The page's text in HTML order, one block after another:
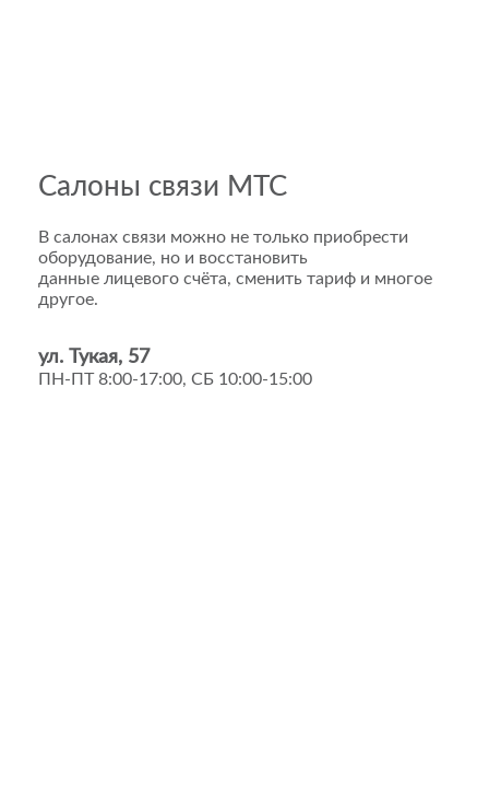
Салоны связи МТС
В салонах связи можно не только приобрести
оборудование, но и восстановить
данные лицевого счёта, сменить тариф и многое
другое.
ул. Тукая, 57
ПН-ПТ 8:00-17:00, СБ 10:00-15:00